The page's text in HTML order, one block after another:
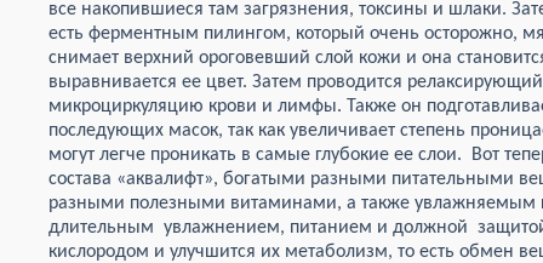
все накопившиеся там загрязнения, токсины и шлаки.
есть ферментным пилингом, который очень осторожно,
снимает верхний ороговевший слой кожи и она
выравнивается ее цвет. Затем проводится
микроциркуляцию крови и лимфы. Также он
последующих масок, так как увеличивает степень
могут легче проникать в самые глубокие ее слои. Вот
состава «аквалифт», богатыми разными питательными
разными полезными витаминами, а также увлажняемым
длительным увлажнением, питанием и должной
кислородом и улучшится их метаболизм, то есть обмен